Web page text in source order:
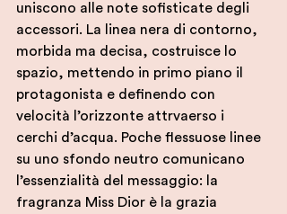
uniscono alle note sofisticate degli
accessori. La linea nera di contorno,
morbida ma decisa, costruisce lo
spazio, mettendo in primo piano il
protagonista e definendo con
velocità l’orizzonte attrvaerso i
cerchi d’acqua. Poche flessuose linee
su uno sfondo neutro comunicano
l’essenzialità del messaggio: la
fragranza Miss Dior è la grazia